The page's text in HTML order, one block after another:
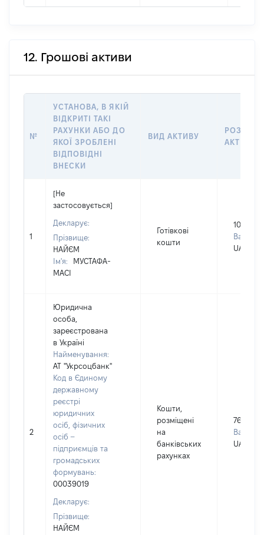
12. Грошові активи
№
УСТАНОВА, В ЯКІЙ
ВІДКРИТІ ТАКІ
РАХУНКИ АБО ДО
ЯКОЇ ЗРОБЛЕНІ
ВІДПОВІДНІ
ВНЕСКИ
ВИД АКТИВУ
РОЗМІР
АКТИВУ
1
[Не
застосовується]
Декларує:
Прізвище:
НАЙЄМ
Ім'я:
МУСТАФА-
МАСІ
Готівкові
кошти
10000
Валюта:
UAH
2
Юридична
особа,
зареєстрована
в Україні
Найменування:
АТ "Укрсоцбанк"
Код в Єдиному
державному
реєстрі
юридичних
осіб, фізичних
осіб –
підприємців та
громадських
формувань:
00039019
Декларує:
Прізвище:
НАЙЄМ
Кошти,
розміщені
на
банківських
рахунках
764
Валюта:
UAH